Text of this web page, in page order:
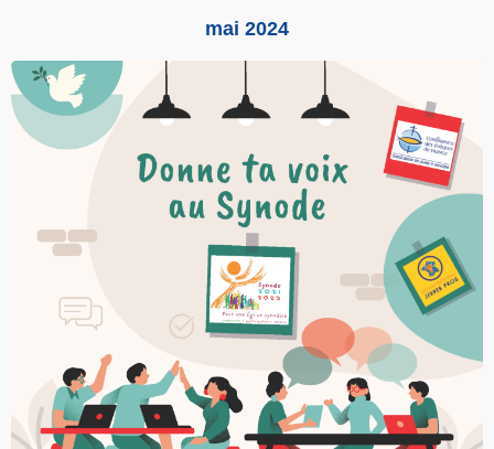
mai 2024